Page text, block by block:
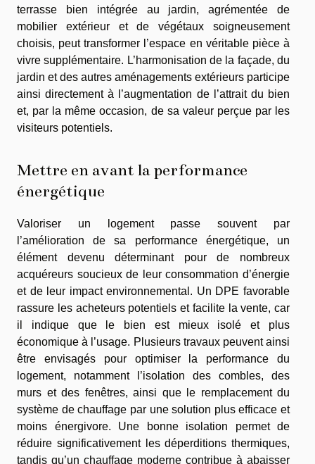
terrasse bien intégrée au jardin, agrémentée de
mobilier extérieur et de végétaux soigneusement
choisis, peut transformer l’espace en véritable pièce à
vivre supplémentaire. L’harmonisation de la façade, du
jardin et des autres aménagements extérieurs participe
ainsi directement à l’augmentation de l’attrait du bien
et, par la même occasion, de sa valeur perçue par les
visiteurs potentiels.
Mettre en avant la performance
énergétique
Valoriser un logement passe souvent par
l’amélioration de sa performance énergétique, un
élément devenu déterminant pour de nombreux
acquéreurs soucieux de leur consommation d’énergie
et de leur impact environnemental. Un DPE favorable
rassure les acheteurs potentiels et facilite la vente, car
il indique que le bien est mieux isolé et plus
économique à l’usage. Plusieurs travaux peuvent ainsi
être envisagés pour optimiser la performance du
logement, notamment l’isolation des combles, des
murs et des fenêtres, ainsi que le remplacement du
système de chauffage par une solution plus efficace et
moins énergivore. Une bonne isolation permet de
réduire significativement les déperditions thermiques,
tandis qu’un chauffage moderne contribue à abaisser